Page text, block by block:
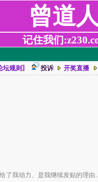
曾道
记住我们
规则〗 投诉 开奖直播
了我动力、是我继续发贴的理由